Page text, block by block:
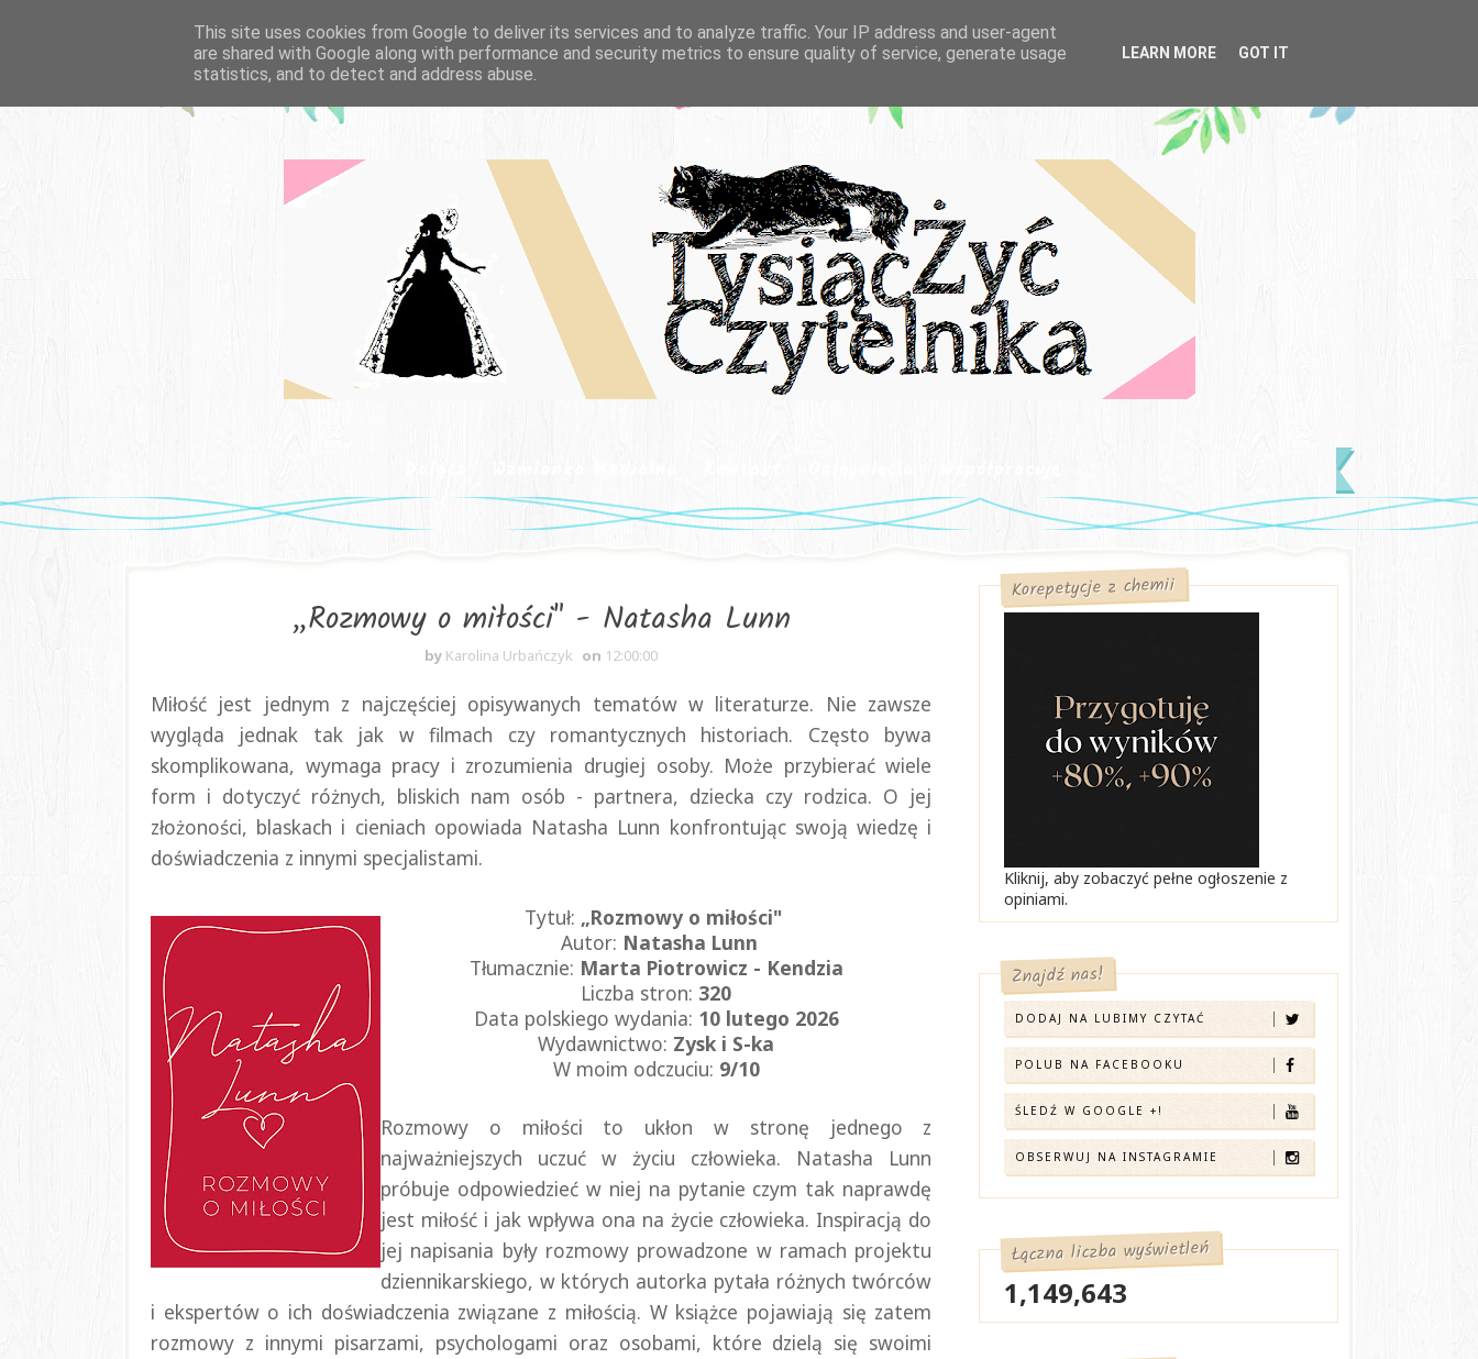
„Rozmowy o miłości" - Natasha Lunn
by Karolina Urbańczyk on 12:00:00
Miłość jest jednym z najczęściej opisywanych tematów w literaturze. Nie zawsze
wygląda jednak tak jak w filmach czy romantycznych historiach. Często bywa
skomplikowana, wymaga pracy i zrozumienia drugiej osoby. Może przybierać wiele
form i dotyczyć różnych, bliskich nam osób - partnera, dziecka czy rodzica. O jej
złożoności, blaskach i cieniach opowiada Natasha Lunn konfrontując swoją wiedzę i
doświadczenia z innymi specjalistami.
Tytuł: „Rozmowy o miłości"
Autor: Natasha Lunn
Tłumacznie: Marta Piotrowicz - Kendzia
Liczba stron: 320
Data polskiego wydania: 10 lutego 2026
Wydawnictwo: Zysk i S-ka
W moim odczuciu: 9/10
Rozmowy o miłości to ukłon w stronę jednego z
najważniejszych uczuć w życiu człowieka. Natasha Lunn
próbuje odpowiedzieć w niej na pytanie czym tak naprawdę
jest miłość i jak wpływa ona na życie człowieka. Inspiracją do
jej napisania były rozmowy prowadzone w ramach projektu
dziennikarskiego, w których autorka pytała różnych twórców
i ekspertów o ich doświadczenia związane z miłością. W książce pojawiają się zatem
rozmowy z innymi pisarzami, psychologami oraz osobami, które dzielą się swoimi
Korepetycje z chemii
Kliknij, aby zobaczyć pełne ogłoszenie z
opiniami.
Znajdź nas!
DODAJ NA LUBIMY CZYTAĆ
POLUB NA FACEBOOKU
ŚLEDŹ W GOOGLE +!
OBSERWUJ NA INSTAGRAMIE
Łączna liczba wyświetleń
1,149,643
This site uses cookies from Google to deliver its services and to analyze traffic. Your IP address and user-agent
are shared with Google along with performance and security metrics to ensure quality of service, generate usage
statistics, and to detect and address abuse.
LEARN MORE GOT IT